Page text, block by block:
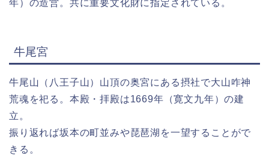
年）の造営。共に重要文化財に指定されている。
牛尾宮
牛尾山（八王子山）山頂の奥宮にある摂社で大山咋神
荒魂を祀る。本殿・拝殿は1669年（寛文九年）の建
立。
振り返れば坂本の町並みや琵琶湖を一望することがで
きる。